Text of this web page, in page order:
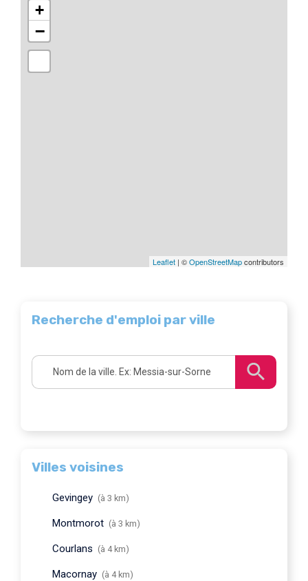
+
−
Leaflet | ©OpenStreetMapcontributors
Recherche d'emploi par ville
Villes voisines
Gevingey (à 3 km)
Montmorot (à 3 km)
Courlans (à 4 km)
Macornay (à 4 km)